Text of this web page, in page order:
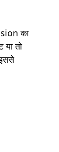
का
तो